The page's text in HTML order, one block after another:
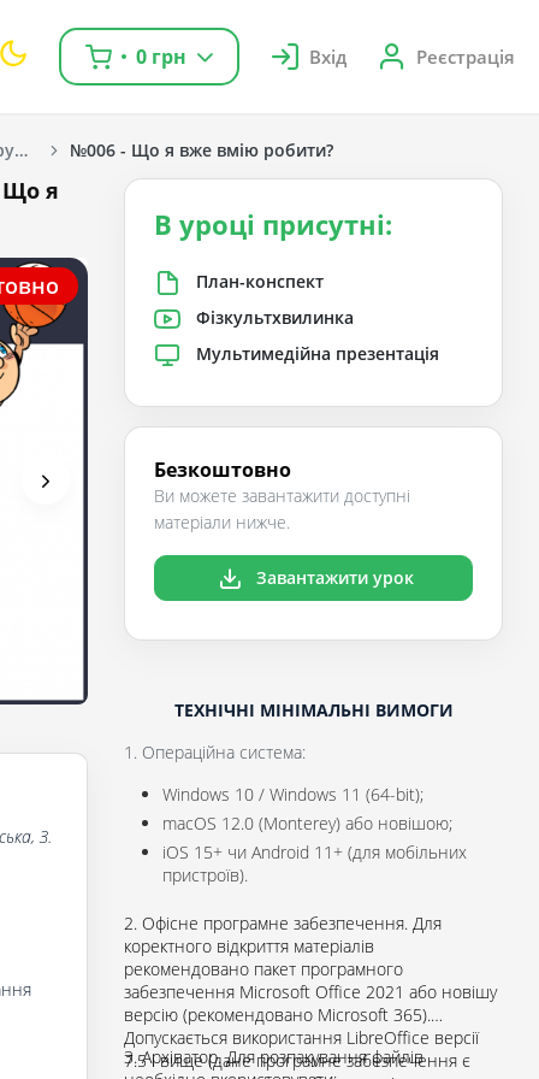
0 грн Вхід Реєстрація
Я досліджую світ. Грущинська І. В., Хитра З. М., Дробязко І. І. 1 клас. [2018-2022] №006 - Що я вже вмію робити?
Що я
З.
В уроці присутні:
План-конспект
Фізкультхвилинка
Мультимедійна презентація
Безкоштовно
Ви можете завантажити доступні
матеріали нижче.
Завантажити урок
ТЕХНІЧНІ МІНІМАЛЬНІ ВИМОГИ
1. Операційна система:
Windows 10 / Windows 11 (64-bit);
macOS 12.0 (Monterey) або новішою;
iOS 15+ чи Android 11+ (для мобільних
пристроїв).
2. Офісне програмне забезпечення. Для
коректного відкриття матеріалів
рекомендовано пакет програмного
забезпечення Microsoft Office 2021 або новішу
версію (рекомендовано Microsoft 365).
Допускається використання LibreOffice версії
7.5 і вище (дане програмне забезпечення є
3. Архіватор. Для розпакування файлів